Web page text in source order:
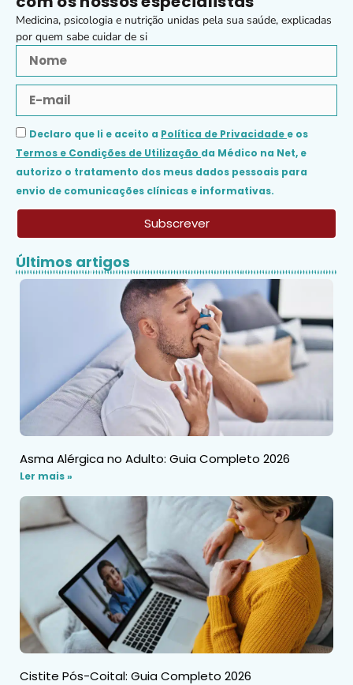
Medicina, psicologia e nutrição unidas pela sua saúde, explicadas
por quem sabe cuidar de si
Declaro que li e aceito a Política de Privacidade e os
Termos e Condições de Utilização da Médico na Net, e
autorizo o tratamento dos meus dados pessoais para
envio de comunicações clínicas e informativas.
Subscrever
Últimos artigos
Asma Alérgica no Adulto: Guia Completo 2026
Ler mais »
Cistite Pós-Coital: Guia Completo 2026